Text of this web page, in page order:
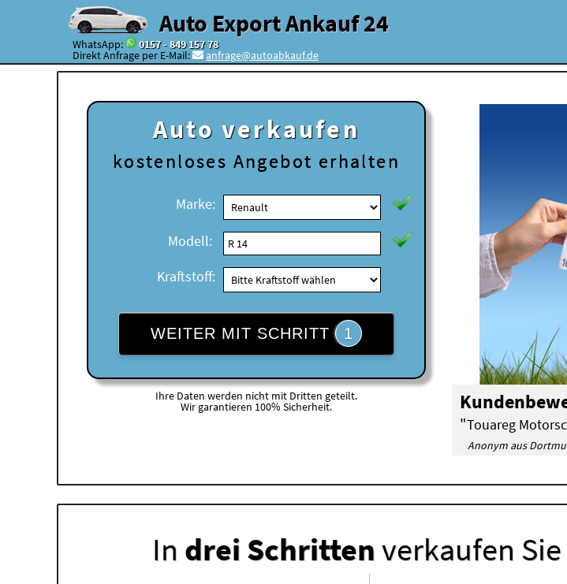
Auto Export Ankauf 24
WhatsApp: 0157 - 849 157 78
Direkt Anfrage per E-Mail: anfrage@autoabkauf.de
Auto verkaufen
kostenloses Angebot erhalten
Marke:
Modell:
Kraftstoff:
WEITER MIT SCHRITT 1
Ihre Daten werden nicht mit Dritten geteilt.
Wir garantieren 100% Sicherheit.
"Touareg
Anonym aus
In drei Schrittenverkaufen